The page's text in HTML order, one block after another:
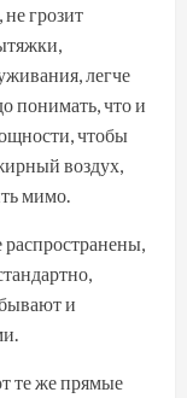
грозит
легче
понимать, что и
чтобы
воздух,
мимо.
и
те же прямые